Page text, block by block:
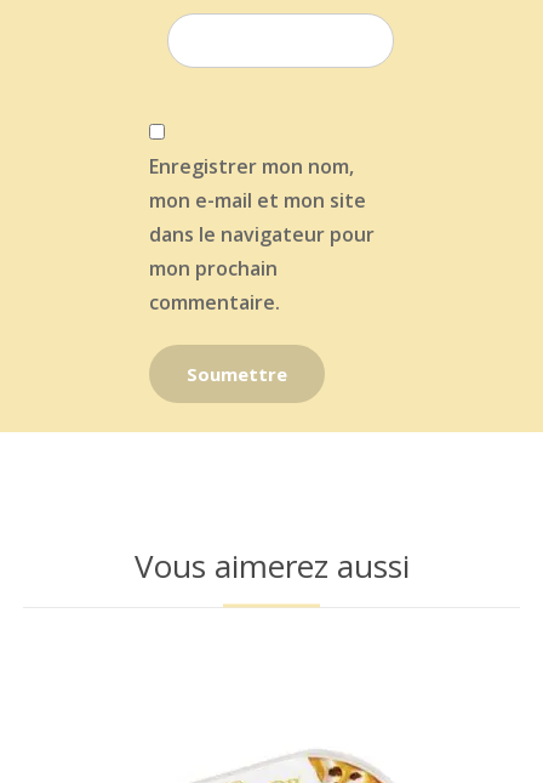
Enregistrer mon nom,
mon e-mail et mon site
dans le navigateur pour
mon prochain
commentaire.
Vous aimerez aussi